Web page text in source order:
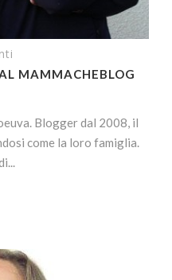
MAMMACHEBLOG
Blogger dal 2008, il
come la loro famiglia.